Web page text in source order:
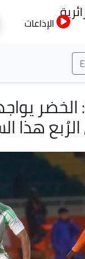
إلى
الإذاعات
2025": الخضر
هذا